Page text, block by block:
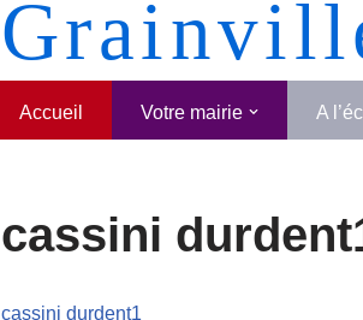
Accueil Votre mairie A
cassini
cassini durdent1